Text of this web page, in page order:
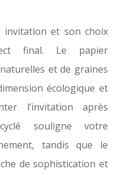
et son choix
final. Le papier
et de graines
écologique et
l’invitation après
souligne votre
tandis que le
de sophistication et